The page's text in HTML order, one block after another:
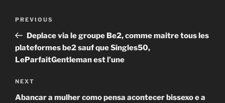
Previous
Post
PREVIOUS
Deplace via le groupe Be2, comme maitre tous les
plateformes be2 sauf que Singles50,
LeParfaitGentleman est l’une
Next
Post
NEXT
Abancar a mulher como pensa acontecer bissexo e a